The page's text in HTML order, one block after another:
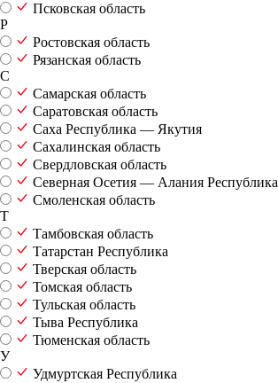
Псковская область
Р
Ростовская область
Рязанская область
С
Самарская область
Саратовская область
Саха Республика — Якутия
Сахалинская область
Свердловская область
Северная Осетия — Алания Республика
Смоленская область
Т
Тамбовская область
Татарстан Республика
Тверская область
Томская область
Тульская область
Тыва Республика
Тюменская область
У
Удмуртская Республика